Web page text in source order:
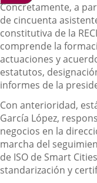
Concretamente, a
de cincuenta
constitutiva de la
comprende la
actuaciones y
estatutos,
informes de la
Con anterioridad,
García López,
negocios en la
marcha del
de ISO de Smart
standarización y